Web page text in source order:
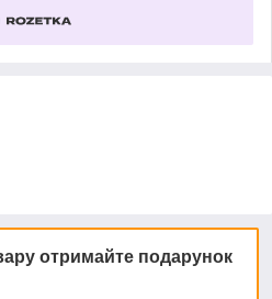
отримайте подарунок